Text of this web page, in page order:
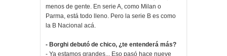
menos de gente. En serie A, como Milan o
Parma, está todo lleno. Pero la serie B es como
la B Nacional acá.
- Borghi debutó de chico, ¿te entenderá más?
- Ya estamos grandes... Eso pasó hace nueve